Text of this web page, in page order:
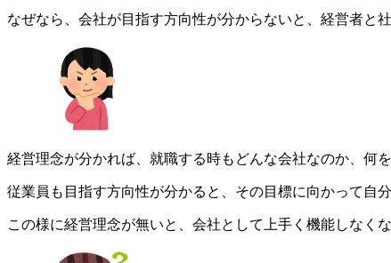
なぜなら、会社が目指す方向性が分からないと、経営者と
経営理念が分かれば、就職する時もどんな会社なのか、何
従業員も目指す方向性が分かると、その目標に向かって自
この様に経営理念が無いと、会社として上手く機能しなく